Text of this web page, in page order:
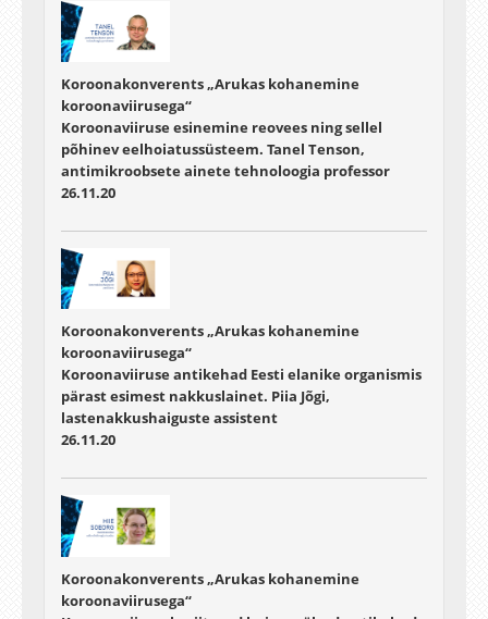
Koroonakonverents „Arukas kohanemine
koroonaviirusega“
Koroonaviiruse esinemine reovees ning sellel
põhinev eelhoiatussüsteem. Tanel Tenson,
antimikroobsete ainete tehnoloogia professor
26.11.20
Koroonakonverents „Arukas kohanemine
koroonaviirusega“
Koroonaviiruse antikehad Eesti elanike organismis
pärast esimest nakkuslainet. Piia Jõgi,
lastenakkushaiguste assistent
26.11.20
Koroonakonverents „Arukas kohanemine
koroonaviirusega“